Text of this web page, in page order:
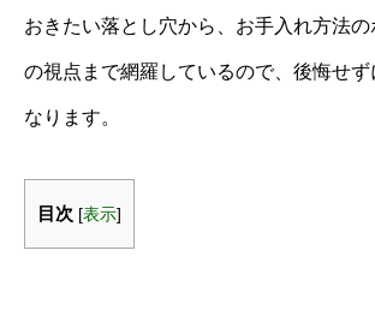
おきたい落とし穴から、お手入れ方法
の視点まで網羅しているので、後悔せず
なります。
目次 [表示]